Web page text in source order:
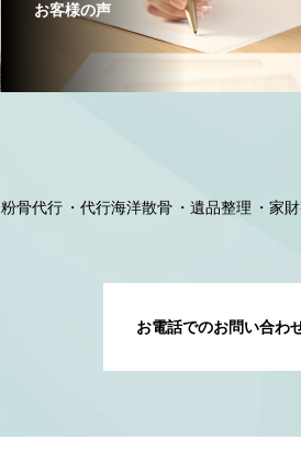
お客様の声
粉骨代行 代行海洋散骨 遺品整理 家
お電話でのお問い合わ